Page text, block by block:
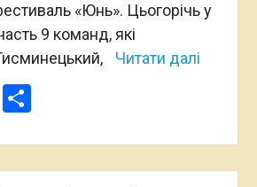
«Юнь». Цьогорічь у
9 команд, які
Читати далі
Поділитися